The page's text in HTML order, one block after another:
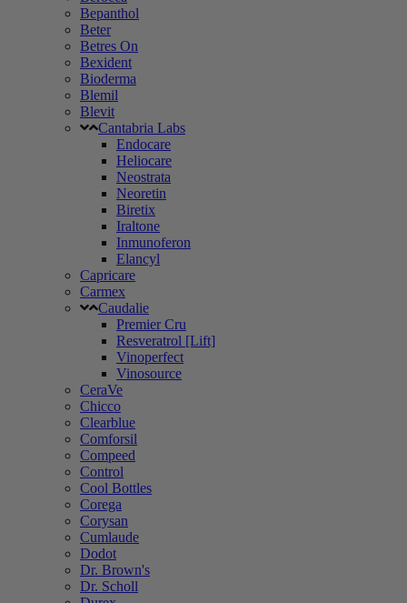
Bepanthol
Beter
Betres On
Bexident
Bioderma
Blemil
Blevit
Cantabria Labs
Endocare
Heliocare
Neostrata
Neoretin
Biretix
Iraltone
Inmunoferon
Elancyl
Capricare
Carmex
Caudalie
Premier Cru
Resveratrol [Lift]
Vinoperfect
Vinosource
CeraVe
Chicco
Clearblue
Comforsil
Compeed
Control
Cool Bottles
Corega
Corysan
Cumlaude
Dodot
Dr. Brown's
Dr. Scholl